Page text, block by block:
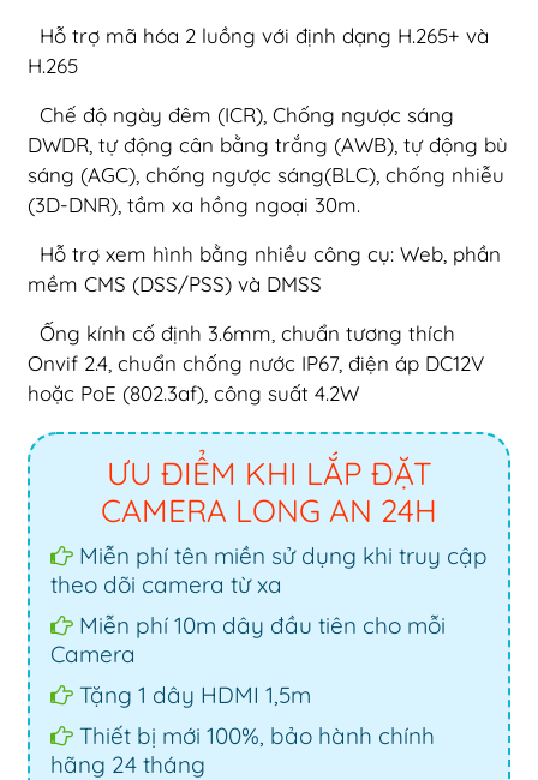
Hỗ trợ mã hóa 2 luồng với định dạng H.265+ và
H.265
Chế độ ngày đêm (ICR), Chống ngược sáng
DWDR, tự động cân bằng trắng (AWB), tự động bù
sáng (AGC), chống ngược sáng(BLC), chống nhiễu
(3D-DNR), tầm xa hồng ngoại 30m.
Hỗ trợ xem hình bằng nhiều công cụ: Web, phần
mềm CMS (DSS/PSS) và DMSS
Ống kính cố định 3.6mm, chuẩn tương thích
Onvif 2.4, chuẩn chống nước IP67, điện áp DC12V
hoặc PoE (802.3af), công suất 4.2W
ƯU ĐIỂM KHI LẮP ĐẶT
CAMERA LONG AN 24H
Miễn phí tên miền sử dụng khi truy cập
theo dõi camera từ xa
Miễn phí 10m dây đầu tiên cho mỗi
Camera
Tặng 1 dây HDMI 1,5m
Thiết bị mới 100%, bảo hành chính
hãng 24 tháng